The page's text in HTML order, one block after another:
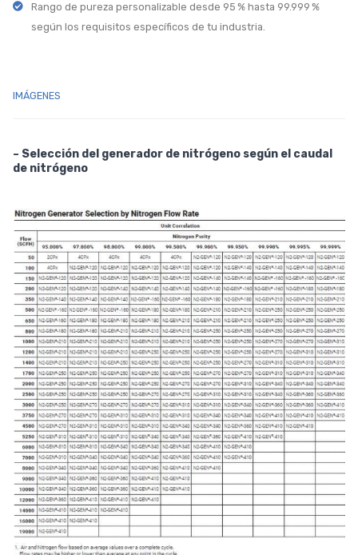
Rango de pureza personalizable desde 95 % hasta 99.999 %
según los requisitos específicos de tu industria.
IMÁGENES
– Selección del generador de nitrógeno según el caudal
de nitrógeno